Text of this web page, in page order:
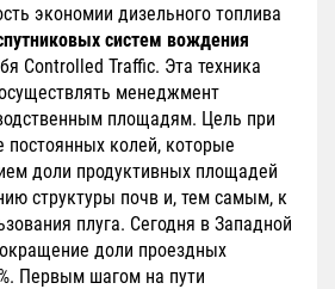
экономии дизельного топлива
систем вождения
Controlled Traffic. Эта техника
менеджмент
площадям. Цель при
постоянных колей, которые
доли продуктивных площадей
структуры почв и, тем самым, к
плуга. Сегодня в Западной
доли проездных
Первым шагом на пути